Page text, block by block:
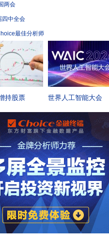
两会
四中全会
最佳分析师
持股票 世界人工智能大会